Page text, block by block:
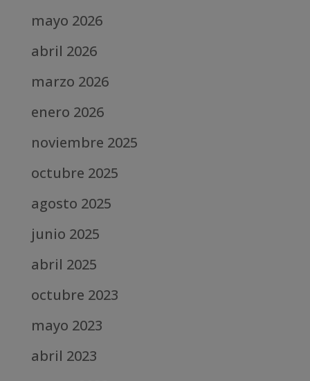
mayo 2026
abril 2026
marzo 2026
enero 2026
noviembre 2025
octubre 2025
agosto 2025
junio 2025
abril 2025
octubre 2023
mayo 2023
abril 2023